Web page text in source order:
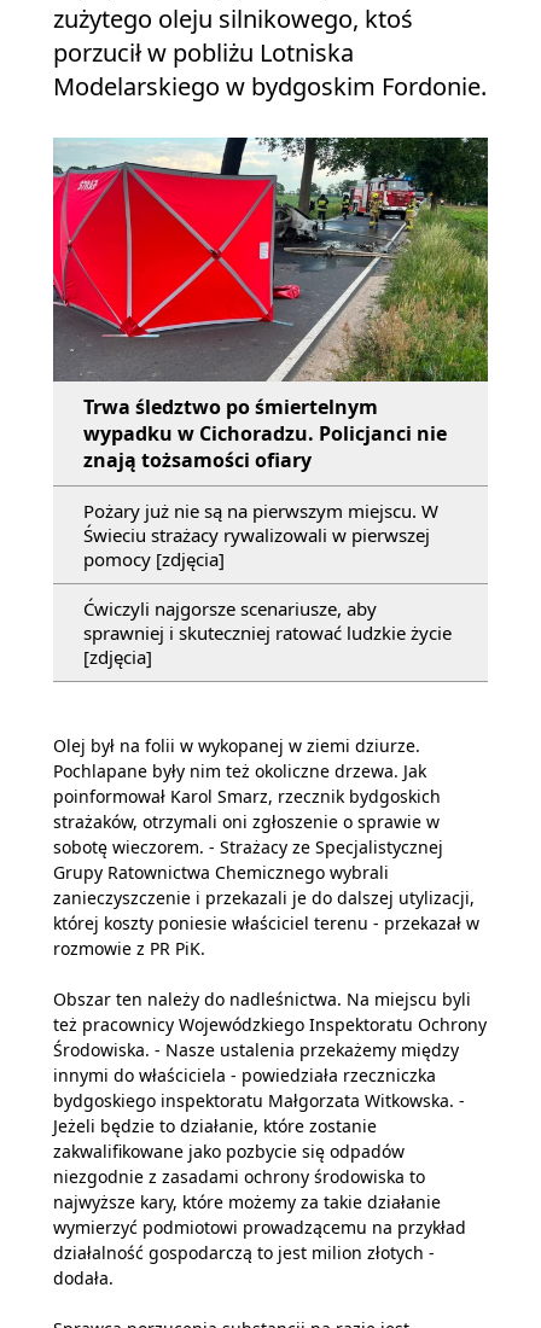
zużytego oleju silnikowego, ktoś
porzucił w pobliżu Lotniska
Modelarskiego w bydgoskim Fordonie.
Trwa śledztwo po śmiertelnym
wypadku w Cichoradzu. Policjanci nie
znają tożsamości ofiary
Pożary już nie są na pierwszym miejscu. W
Świeciu strażacy rywalizowali w pierwszej
pomocy [zdjęcia]
Ćwiczyli najgorsze scenariusze, aby
sprawniej i skuteczniej ratować ludzkie życie
[zdjęcia]
Olej był na folii w wykopanej w ziemi dziurze.
Pochlapane były nim też okoliczne drzewa. Jak
poinformował Karol Smarz, rzecznik bydgoskich
strażaków, otrzymali oni zgłoszenie o sprawie w
sobotę wieczorem. - Strażacy ze Specjalistycznej
Grupy Ratownictwa Chemicznego wybrali
zanieczyszczenie i przekazali je do dalszej utylizacji,
której koszty poniesie właściciel terenu - przekazał w
rozmowie z PR PiK.
Obszar ten należy do nadleśnictwa. Na miejscu byli
też pracownicy Wojewódzkiego Inspektoratu Ochrony
Środowiska. - Nasze ustalenia przekażemy między
innymi do właściciela - powiedziała rzeczniczka
bydgoskiego inspektoratu Małgorzata Witkowska. -
Jeżeli będzie to działanie, które zostanie
zakwalifikowane jako pozbycie się odpadów
niezgodnie z zasadami ochrony środowiska to
najwyższe kary, które możemy za takie działanie
wymierzyć podmiotowi prowadzącemu na przykład
działalność gospodarczą to jest milion złotych -
dodała.